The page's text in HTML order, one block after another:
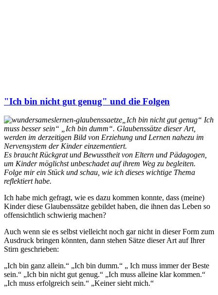
"Ich bin nicht gut genug" und die Folgen
„Ich bin nicht gut genug“ Ich
muss besser sein“ „Ich bin dumm“. Glaubenssätze dieser Art,
werden im derzeitigen Bild von Erziehung und Lernen nahezu im
Nervensystem der Kinder einzementiert.
Es braucht Rückgrat und Bewusstheit von Eltern und Pädagogen,
um Kinder möglichst unbeschadet auf ihrem Weg zu begleiten.
Folge mir ein Stück und schau, wie ich dieses wichtige Thema
reflektiert habe.
Ich habe mich gefragt, wie es dazu kommen konnte, dass (meine)
Kinder diese Glaubenssätze gebildet haben, die ihnen das Leben so
offensichtlich schwierig machen?
Auch wenn sie es selbst vielleicht noch gar nicht in dieser Form zum
Ausdruck bringen könnten, dann stehen Sätze dieser Art auf Ihrer
Stirn geschrieben:
„Ich bin ganz allein.“ „Ich bin dumm.“ „ Ich muss immer der Beste
sein.“ „Ich bin nicht gut genug.“ „Ich muss alleine klar kommen.“
„Ich muss erfolgreich sein.“ „Keiner sieht mich.“